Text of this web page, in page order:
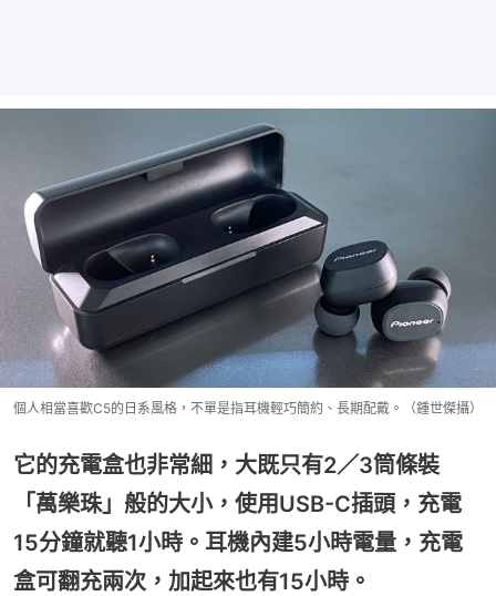
個人相當喜歡C5的日系風格，不單是指耳機輕巧簡約、長期配戴。（鍾世傑攝）
它的充電盒也非常細，大既只有2／3筒條裝
「萬樂珠」般的大小，使用USB-C插頭，充電
15分鐘就聽1小時。耳機內建5小時電量，充電
盒可翻充兩次，加起來也有15小時。